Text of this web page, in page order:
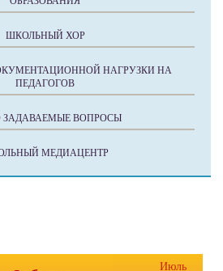
ШКОЛЬНЫЙ ХОР
НАГРУЗКИ НА
ПЕДАГОГОВ
ЗАДАВАЕМЫЕ ВОПРОСЫ
МЕДИАЦЕНТР
Июль